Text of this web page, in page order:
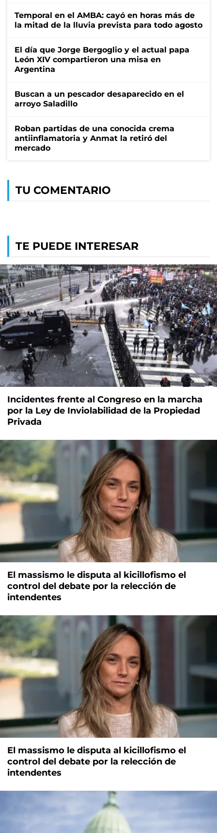
Temporal en el AMBA: cayó en horas más de
la mitad de la lluvia prevista para todo agosto
El día que Jorge Bergoglio y el actual papa
León XIV compartieron una misa en
Argentina
Buscan a un pescador desaparecido en el
arroyo Saladillo
Roban partidas de una conocida crema
antiinflamatoria y Anmat la retiró del
mercado
TU COMENTARIO
TE PUEDE INTERESAR
Incidentes frente al Congreso en la marcha
por la Ley de Inviolabilidad de la Propiedad
Privada
El massismo le disputa al kicillofismo el
control del debate por la relección de
intendentes
El massismo le disputa al kicillofismo el
control del debate por la relección de
intendentes